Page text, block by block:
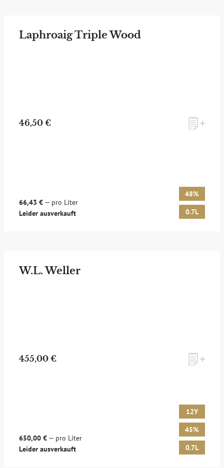
Laphroaig Triple Wood
46,50 €
66,43 € — pro Liter
Leider ausverkauft
48%
0.7L
W.L. Weller
455,00 €
650,00 € — pro Liter
Leider ausverkauft
12Y
45%
0.7L